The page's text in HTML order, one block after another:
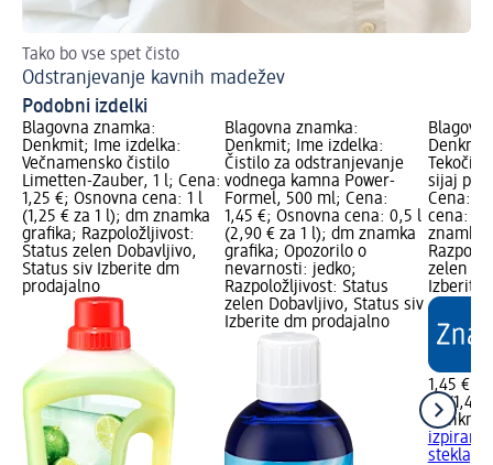
Tako bo vse spet čisto
Odstranjevanje kavnih madežev
Podobni izdelki
Blagovna znamka:
Denkmit; Ime izdelka:
Večnamensko čistilo
Limetten-Zauber, 1 l; Cena:
1,25 €; Osnovna cena: 1 l
(1,25 € za 1 l); dm znamka
grafika; Razpoložljivost:
Status zelen Dobavljivo,
Status siv Izberite dm
prodajalno
Blagovna znamka:
Denkmit; Ime izdelka:
Čistilo za odstranjevanje
vodnega kamna Power-
Formel, 500 ml; Cena:
1,45 €; Osnovna cena: 0,5 l
(2,90 € za 1 l); dm znamka
grafika; Opozorilo o
nevarnosti: jedko;
Razpoložljivost: Status
zelen Dobavljivo, Status siv
Izberite dm prodajalno
sijaj
Cena:
cena: 1 l
znamka
zelen
Izberite
1,45 €
1 l (1,45
Denkmit
stekla, 1